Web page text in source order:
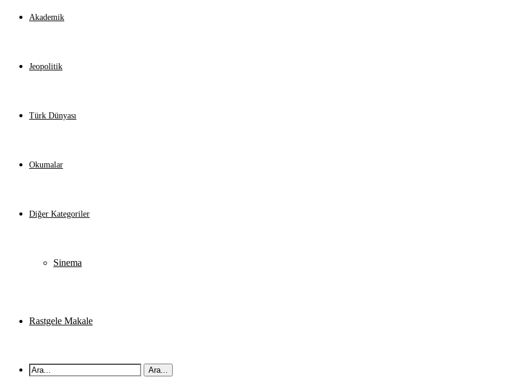
Akademik
Jeopolitik
Türk Dünyası
Okumalar
Diğer Kategoriler
Sinema
Rastgele Makale
Ara...